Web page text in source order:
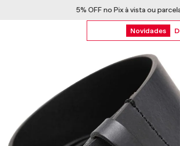
5% OFF no Pix à vista ou parcelado em 4x
Novidades